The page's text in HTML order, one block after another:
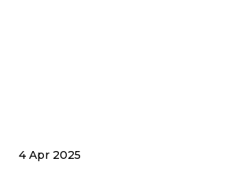
4 Apr 2025